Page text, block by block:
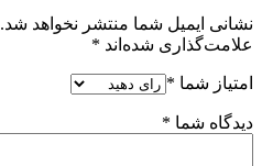
نشانی ایمیل شما منتشر نخواهد شد.
علامت‌گذاری شده‌اند *
امتیاز شما *
دیدگاه شما *